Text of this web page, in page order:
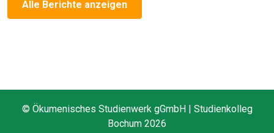
Alle Berichte anzeigen
© Ökumenisches Studienwerk gGmbH | Studienkolleg
Bochum 2026